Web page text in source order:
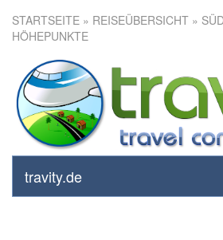
STARTSEITE » REISEÜBERSICHT »
HÖHEPUNKTE
travity.de
Südafrika –